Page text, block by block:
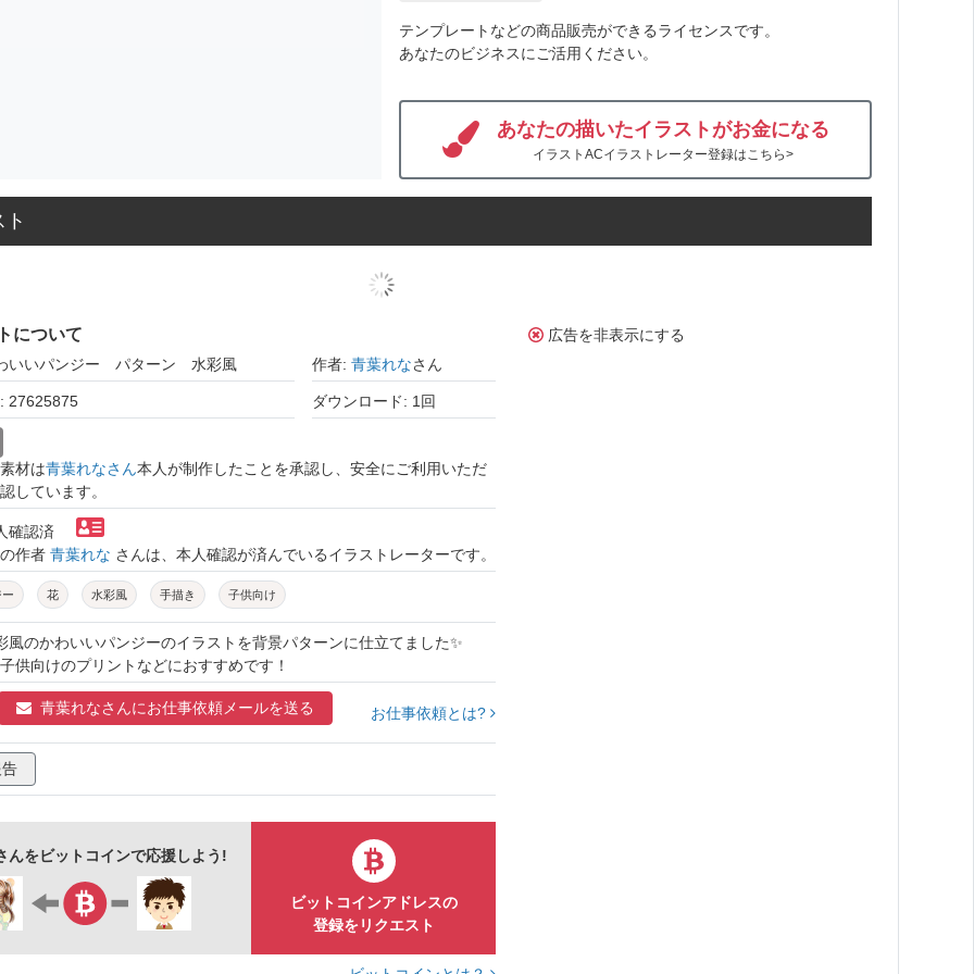
テンプレートなどの商品販売ができるライセンスです。
あなたのビジネスにご活用ください。
あなたの描いたイラストがお金になる
イラストACイラストレーター登録はこちら>
について
いいパンジー パターン 水彩風 作者: 青葉れなさん
27625875 ダウンロード: 1回
材は青葉れなさん本人が制作したことを承認し、安全にご利用いただ
しています。
確認済
作者 青葉れな さんは、本人確認が済んでいるイラストレーターです。
花 水彩風 手描き 子供向け
風のかわいいパンジーのイラストを背景パターンに仕立てました✨️
供向けのプリントなどにおすすめです！
青葉れなさんにお仕事依頼メールを送る お仕事依頼とは?
んをビットコインで応援しよう!
ビットコインアドレスの
登録をリクエスト
広告を非表示にする